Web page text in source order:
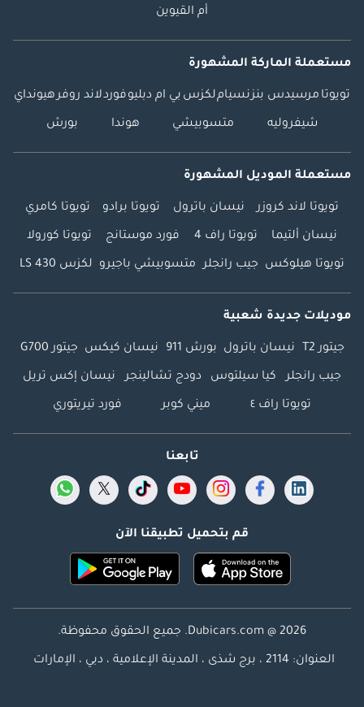
أم القيوين
مستعملة الماركة المشهورة
تويوتا مرسيدس بنزنسياملكزس بي ام دبليوفوردلاند روفرهيونداي
شيفروليه متسوبيشي هوندا بورش
مستعملة الموديل المشهورة
تويوتا لاند كروزر نيسان باترول تويوتا برادو تويوتا كامري
نيسان ألتيما تويوتا راف 4 فورد موستانج تويوتا كورولا
تويوتا هيلوكس جيب رانجلر متسوبيشي باجيرو لكزس LS 430
موديلات جديدة شعبية
جيتور T2 نيسان باترول بورش 911 نيسان كيكس جيتور G700
جيب رانجلر كيا سيلتوس دودج تشالينجر نيسان إكس تريل
تويوتا راف ٤ ميني كوبر فورد تيريتوري
تابعنا
قم بتحميل تطبيقنا الآن
Dubicars.com @ 2026. جميع الحقوق محفوظة.
العنوان: 2114 ، برج شذى ، المدينة الإعلامية ، دبي ، الإمارات